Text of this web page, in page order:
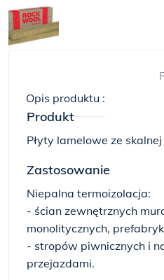
Opis produktu :
Produkt
Płyty lamelowe ze
Zastosowanie
Niepalna termoizolacja:
- ścian zewnętrznych
monolitycznych,
- stropów piwnicznych i
przejazdami.